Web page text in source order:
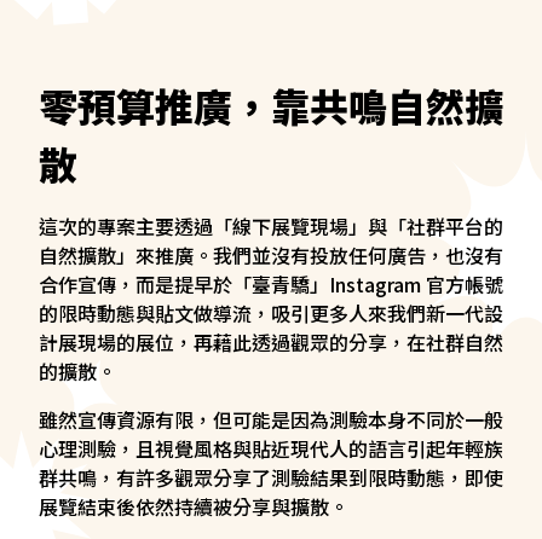
零預算推廣，靠共鳴自然擴
散
這次的專案主要透過「線下展覽現場」與「社群平台的
自然擴散」來推廣。我們並沒有投放任何廣告，也沒有
合作宣傳，而是提早於「臺青驕」Instagram 官方帳號
的限時動態與貼文做導流，吸引更多人來我們新一代設
計展現場的展位，再藉此透過觀眾的分享，在社群自然
的擴散。
雖然宣傳資源有限，但可能是因為測驗本身不同於一般
心理測驗，且視覺風格與貼近現代人的語言引起年輕族
群共鳴，有許多觀眾分享了測驗結果到限時動態，即使
展覽結束後依然持續被分享與擴散。